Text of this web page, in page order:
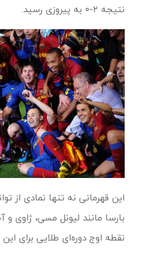
نتیجه ۲-۰ به پیروزی رسید.
این قهرمانی نه تنها نمادی از
بارسا مانند لیونل مسی، ژاوی و
نقطه اوج دوره‌ای طلایی برای